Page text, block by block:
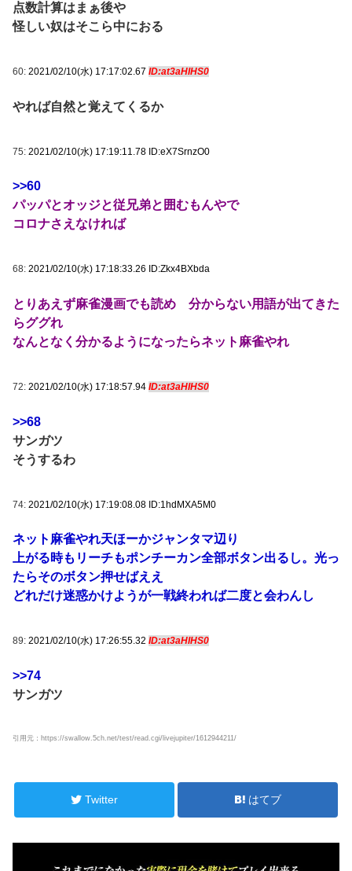
点数計算はまぁ後や
怪しい奴はそこら中におる
60: 2021/02/10(水) 17:17:02.67 ID:at3aHIHS0
やれば自然と覚えてくるか
75: 2021/02/10(水) 17:19:11.78 ID:eX7SrnzO0
>>60
パッパとオッジと従兄弟と囲むもんやで
コロナさえなければ
68: 2021/02/10(水) 17:18:33.26 ID:Zkx4BXbda
とりあえず麻雀漫画でも読め 分からない用語が出てきた
らググれ
なんとなく分かるようになったらネット麻雀やれ
72: 2021/02/10(水) 17:18:57.94 ID:at3aHIHS0
>>68
サンガツ
そうするわ
74: 2021/02/10(水) 17:19:08.08 ID:1hdMXA5M0
ネット麻雀やれ天ほーかジャンタマ辺り
上がる時もリーチもポンチーカン全部ボタン出るし。光っ
たらそのボタン押せばええ
どれだけ迷惑かけようが一戦終われば二度と会わんし
89: 2021/02/10(水) 17:26:55.32 ID:at3aHIHS0
>>74
サンガツ
引用元：https://swallow.5ch.net/test/read.cgi/livejupiter/1612944211/
Twitter はてブ